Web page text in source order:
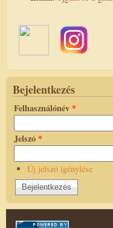
Bejelentkezés
Felhasználónév *
Jelszó *
Új jelszó igénylése